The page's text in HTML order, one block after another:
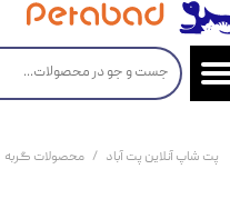
پت شاپ آنلاین پت آباد محصولات گربه